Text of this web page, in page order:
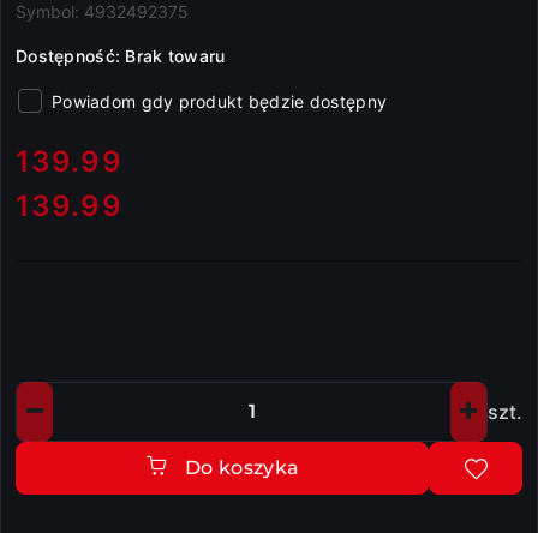
Symbol: 4932492375
Dostępność: Brak towaru
Powiadom gdy produkt będzie dostępny
cena:
139.99
Cena:
139.99
Ilość szt.
Do koszyka